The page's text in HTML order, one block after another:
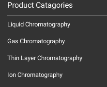
Product Catagories
Liquid Chromatography
Gas Chromatography
Thin Layer Chromatography
Ion Chromatography